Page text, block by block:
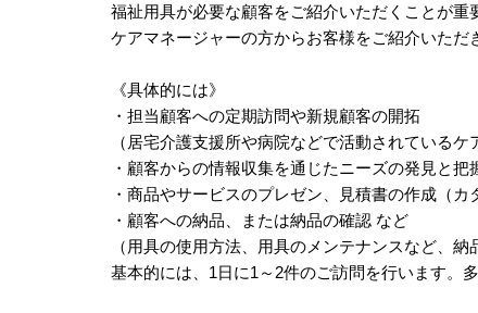
福祉用具が必要な顧客をご紹介いただくことが重
ケアマネージャーの方からお客様をご紹介いただ
《具体的には》
・担当顧客への定期訪問や新規顧客の開拓
（居宅介護支援所や病院などで活動されているケ
・顧客からの情報収集を通じたニーズの発見と把
・商品やサービスのプレゼン、見積書の作成（
・顧客への納品、または納品の確認 など
（用具の使用方法、用具のメンテナンスなど、納
基本的には、1日に1～2件のご訪問を行います。